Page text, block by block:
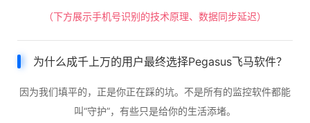
（下方展示手机号识别的技术原理、数据同步延迟）
为什么成千上万的用户最终选择Pegasus飞马软件？
因为我们填平的，正是你正在踩的坑。不是所有的监控软件都能
叫“守护”，有些只是给你的生活添堵。